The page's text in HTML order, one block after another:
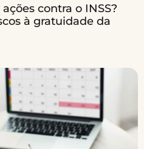
contra o INSS?
à gratuidade da